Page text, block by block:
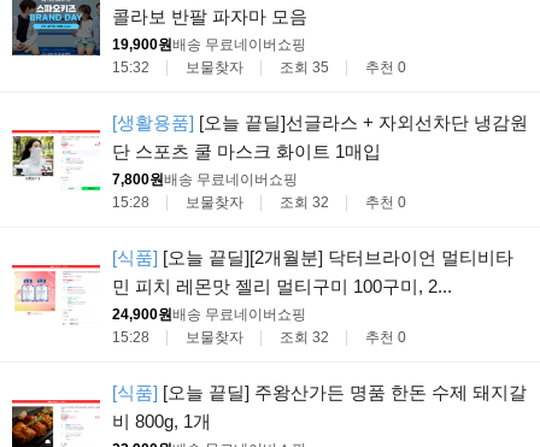
콜라보 반팔 파자마 모음
19,900원배송 무료네이버쇼핑
15:32
보물찾자 조회 35 추천 0
[생활용품] [오늘 끝딜]선글라스 + 자외선차단 냉감원
단 스포츠 쿨 마스크 화이트 1매입
7,800원배송 무료네이버쇼핑
15:28
보물찾자 조회 32 추천 0
[식품] [오늘 끝딜][2개월분] 닥터브라이언 멀티비타
민 피치 레몬맛 젤리 멀티구미 100구미, 2...
24,900원배송 무료네이버쇼핑
15:28
보물찾자 조회 32 추천 0
[식품] [오늘 끝딜] 주왕산가든 명품 한돈 수제 돼지갈
비 800g, 1개